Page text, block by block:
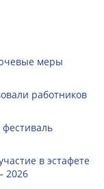
меры
работников
в эстафете
2026